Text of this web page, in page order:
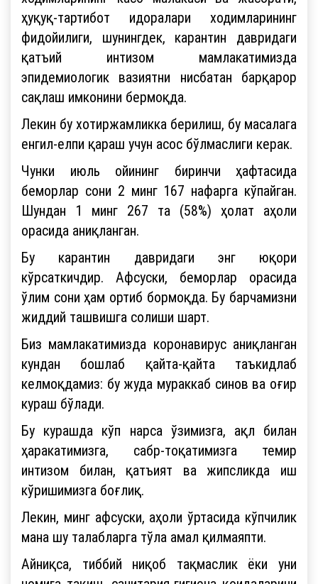
ҳуқуқ-тартибот идоралари ходимларининг
фидойилиги, шунингдек, карантин давридаги
қатъий интизом мамлакатимизда
эпидемиологик вазиятни нисбатан барқарор
сақлаш имконини бермоқда.
Лекин бу хотиржамликка берилиш, бу масалага
енгил-елпи қараш учун асос бўлмаслиги керак.
Чунки июль ойининг биринчи ҳафтасида
беморлар сони 2 минг 167 нафарга кўпайган.
Шундан 1 минг 267 та (58%) ҳолат аҳоли
орасида аниқланган.
Бу карантин давридаги энг юқори
кўрсаткичдир. Афсуски, беморлар орасида
ўлим сони ҳам ортиб бормоқда. Бу барчамизни
жиддий ташвишга солиши шарт.
Биз мамлакатимизда коронавирус аниқланган
кундан бошлаб қайта-қайта таъкидлаб
келмоқдамиз: бу жуда мураккаб синов ва оғир
кураш бўлади.
Бу курашда кўп нарса ўзимизга, ақл билан
ҳаракатимизга, сабр-тоқатимизга темир
интизом билан, қатъият ва жипсликда иш
кўришимизга боғлиқ.
Лекин, минг афсуски, аҳоли ўртасида кўпчилик
мана шу талабларга тўла амал қилмаяпти.
Айниқса, тиббий ниқоб тақмаслик ёки уни